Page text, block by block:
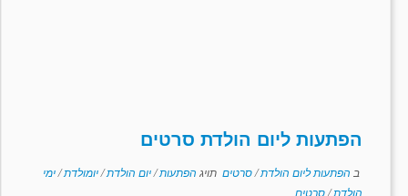
הפתעות ליום הולדת סרטים
ב הפתעות ליום הולדת/סרטים תויג הפתעות/יום הולדת/יומולדת/ימי
הולדת/סרטים